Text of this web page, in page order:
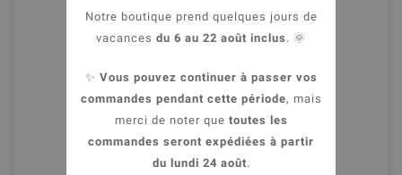
Notre boutique prend quelques jours de
vacances du 6 au 22 août inclus . 🌞
✨ Vous pouvez continuer à passer vos
commandes pendant cette période, mais
merci de noter que toutes les
commandes seront expédiées à partir
du lundi 24 août.